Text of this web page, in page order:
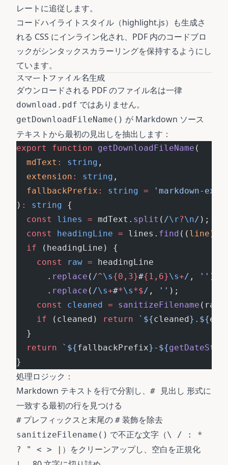
レートに追従します。
コードハイライトスタイル（highlight.js）も生成さ
れる CSS にインライン化され、PDF 内のコードブロ
ックがシンタックスカラーリングを保持するようにし
ています。
スマートファイル名生成
ダウンロードされる PDF のファイル名は一律
download.pdf ではありません。
getDownloadFileName() が Markdown ソース
テキストから最初の見出しを抽出します：
export function getDownloadFileName (
  mdText
: string ,
  extension
: string ,
  fallbackPrefix
: string = 'markdown-
) : string {
  const
lines = mdText. split ( /\r?\n/ );
  const
headingLine = lines. find (( line )
  if
(headingLine) {
    const
raw = headingLine
      .
replace ( /^\s{0,3}#{1,6}\s+/ , '' )
      .
replace ( /\s+#*\s*$/ , '' );
    const
cleaned = sanitizeFilename
    if
(cleaned) return `${cleaned}.${
  }
  return
`${fallbackPrefix}-${
}
処理ロジック：
Markdown テキストを行で分割し、 # 見出し 形式に
一致する最初の行を見つける
# プレフィックスと末尾の # 装飾を除去
sanitizeFilename() で不正な文字（\ / : *
? " < > | ）をクリーンアップし、空白を正規化